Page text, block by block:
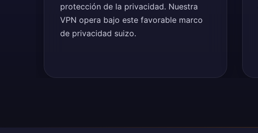
protección de la privacidad. Nuestra
VPN opera bajo este favorable marco
de privacidad suizo.